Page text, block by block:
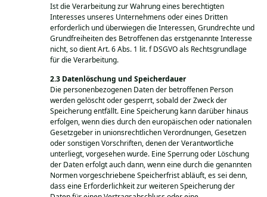
Ist die Verarbeitung zur Wahrung eines berechtigten
Interesses unseres Unternehmens oder eines Dritten
erforderlich und überwiegen die Interessen, Grundrechte und
Grundfreiheiten des Betroffenen das erstgenannte Interesse
nicht, so dient Art. 6 Abs. 1 lit. f DSGVO als Rechtsgrundlage
für die Verarbeitung.
Datenlöschung und Speicherdauer
Die personenbezogenen Daten der betroffenen Person
werden gelöscht oder gesperrt, sobald der Zweck der
Speicherung entfällt. Eine Speicherung kann darüber hinaus
erfolgen, wenn dies durch den europäischen oder nationalen
Gesetzgeber in unionsrechtlichen Verordnungen, Gesetzen
oder sonstigen Vorschriften, denen der Verantwortliche
unterliegt, vorgesehen wurde. Eine Sperrung oder Löschung
der Daten erfolgt auch dann, wenn eine durch die genannten
Normen vorgeschriebene Speicherfrist abläuft, es sei denn,
dass eine Erforderlichkeit zur weiteren Speicherung der